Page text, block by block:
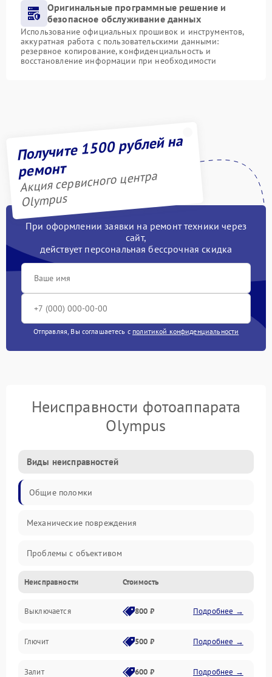
Оригинальные программные решение и
безопасное обслуживание данных
Использование официальных прошивок и инструментов,
аккуратная работа с пользовательскими данными:
резервное копирование, конфиденциальность и
восстановление информации при необходимости
Получите 1500 рублей на
ремонт
Акция сервисного центра
Olympus
При оформлении заявки на ремонт техники через
сайт,
действует персональная бессрочная скидка
Отправляя, Вы соглашаетесь с политикой конфиденциальности
Неисправности фотоаппарата
Olympus
Виды неисправностей
Общие поломки
Механические повреждения
Проблемы с объективом
Электронные ошибки
Механические проблемы
Матрица и оптика
Питание и питание цепей
Неисправности Стоимость
Выключается 800 ₽ Подробнее →
Глючит 500 ₽ Подробнее →
Залит 600 ₽ Подробнее →